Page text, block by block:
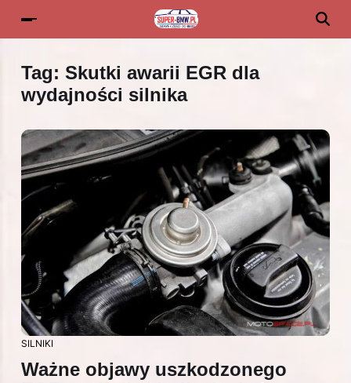
Tag: Skutki awarii EGR dla
wydajności silnika
SILNIKI
Ważne objawy uszkodzonego